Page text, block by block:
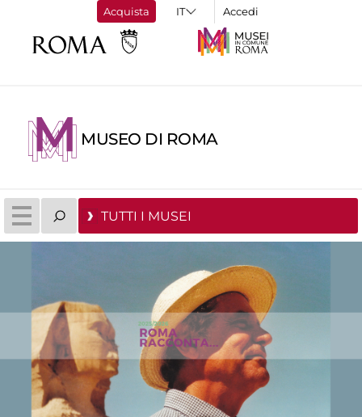
Acquista Accedi
MUSEO DI ROMA
TUTTI I MUSEI